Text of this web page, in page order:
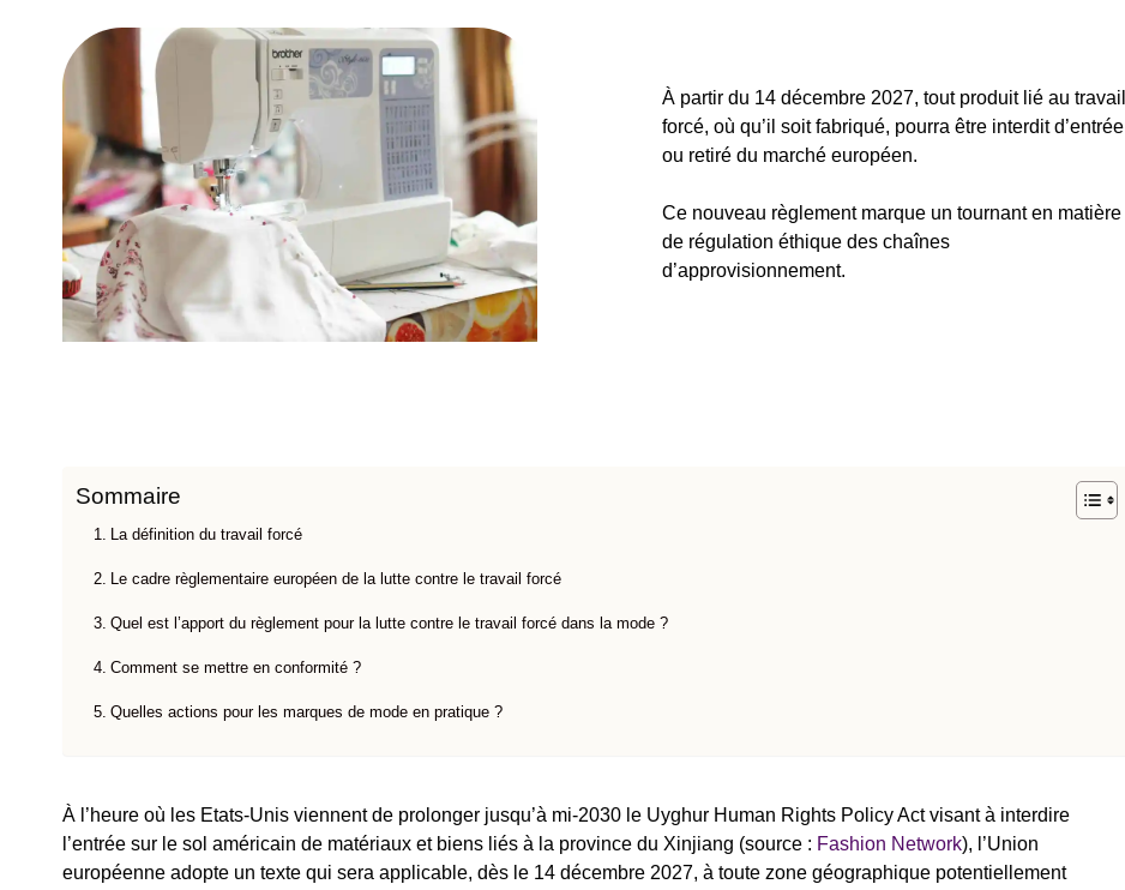
À partir du 14 décembre 2027, tout produit lié au travail
forcé, où qu’il soit fabriqué, pourra être interdit d’entrée
ou retiré du marché européen.
Ce nouveau règlement marque un tournant en matière
de régulation éthique des chaînes
d’approvisionnement.
Sommaire
La définition du travail forcé
Le cadre règlementaire européen de la lutte contre le travail forcé
Quel est l’apport du règlement pour la lutte contre le travail forcé dans la mode ?
Comment se mettre en conformité ?
Quelles actions pour les marques de mode en pratique ?
À l’heure où les Etats-Unis viennent de prolonger jusqu’à mi-2030 le Uyghur Human Rights Policy Act visant à interdire
l’entrée sur le sol américain de matériaux et biens liés à la province du Xinjiang (source : Fashion Network), l’Union
européenne adopte un texte qui sera applicable, dès le 14 décembre 2027, à toute zone géographique potentiellement